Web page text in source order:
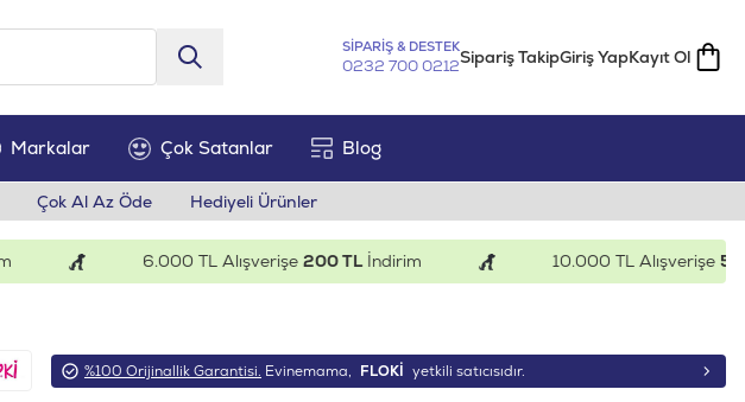
SİPARİŞ & DESTEK
0232 700 0212Sipariş TakipGiriş YapKayıt Ol
Markalar Çok Satanlar Blog
Çok Al Az Öde Hediyeli Ürünler
6.000 TL Alışverişe200 TLİndirim 10.000 TL Alışverişe500 TL
%100 Orijinallik Garantisi. Evinemama, FLOKİ yetkili satıcısıdır.